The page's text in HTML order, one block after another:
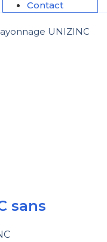
Contact
UNIZINC
sans